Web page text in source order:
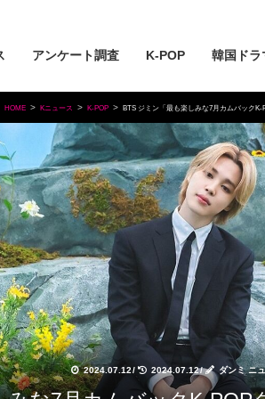
アンケート調査 K-POP 韓国ドラ
HOME Kニュース K-POP BTS ジミン「最も楽しみな7月カムバックK-
2024.07.12/ 2024.07.12/ ダンミ ニ